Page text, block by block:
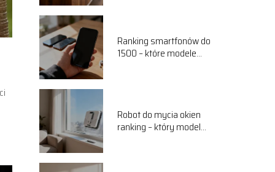
Ranking smartfonów do
1500 – które modele
Robot do mycia okien
ranking – który model